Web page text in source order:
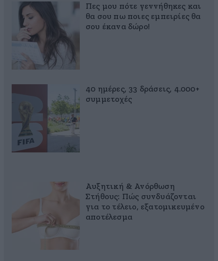
Πες μου πότε γεννήθηκες και
θα σου πω ποιες εμπειρίες θα
σου έκανα δώρο!
40 ημέρες, 33 δράσεις, 4.000+
συμμετοχές
Αυξητική & Ανόρθωση
Στήθους: Πώς συνδυάζονται
για το τέλειο, εξατομικευμένο
αποτέλεσμα